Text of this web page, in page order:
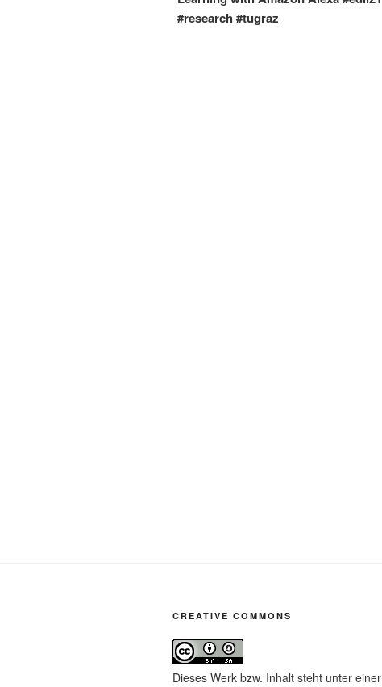
#research #tugraz
CREATIVE COMMONS
Dieses Werk bzw. Inhalt steht unter einer